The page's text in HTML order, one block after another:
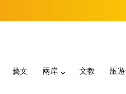
藝文 兩岸 文教 旅遊